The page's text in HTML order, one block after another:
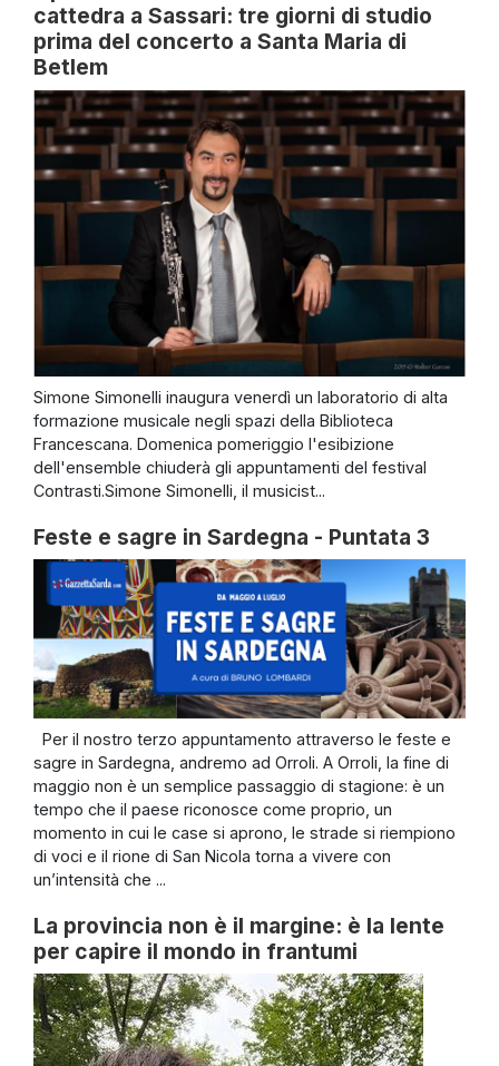
cattedra a Sassari: tre giorni di studio
prima del concerto a Santa Maria di
Betlem
Simone Simonelli inaugura venerdì un laboratorio di alta
formazione musicale negli spazi della Biblioteca
Francescana. Domenica pomeriggio l'esibizione
dell'ensemble chiuderà gli appuntamenti del festival
Contrasti.Simone Simonelli, il musicist...
Feste e sagre in Sardegna - Puntata 3
Per il nostro terzo appuntamento attraverso le feste e
sagre in Sardegna, andremo ad Orroli. A Orroli, la fine di
maggio non è un semplice passaggio di stagione: è un
tempo che il paese riconosce come proprio, un
momento in cui le case si aprono, le strade si riempiono
di voci e il rione di San Nicola torna a vivere con
un’intensità che ...
La provincia non è il margine: è la lente
per capire il mondo in frantumi